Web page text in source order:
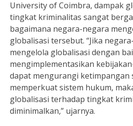
University of Coimbra, dampak
tingkat kriminalitas sangat
bagaimana negara-negara
globalisasi tersebut. “Jika
mengelola globalisasi dengan
mengimplementasikan
dapat mengurangi ketimpangan
memperkuat sistem hukum,
globalisasi terhadap tingkat
diminimalkan,” ujarnya.